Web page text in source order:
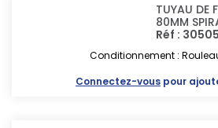
TUYAU DE
80MM
Réf :
Conditionnement :
Connectez-vous pour